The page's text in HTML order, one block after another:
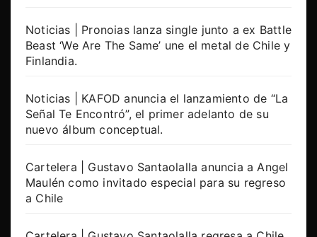
Noticias | Pronoias lanza single junto a ex Battle
Beast ‘We Are The Same’ une el metal de Chile y
Finlandia.
Noticias | KAFOD anuncia el lanzamiento de “La
Señal Te Encontró”, el primer adelanto de su
nuevo álbum conceptual.
Cartelera | Gustavo Santaolalla anuncia a Angel
Maulén como invitado especial para su regreso
a Chile